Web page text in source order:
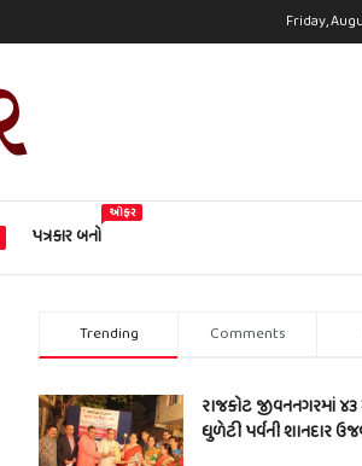
Friday,
પત્રકાર બનો
ઓફર
Trending Comments
રાજકોટ જીવનનગરમાં ૪૩
ધુળેટી પર્વની શાનદાર